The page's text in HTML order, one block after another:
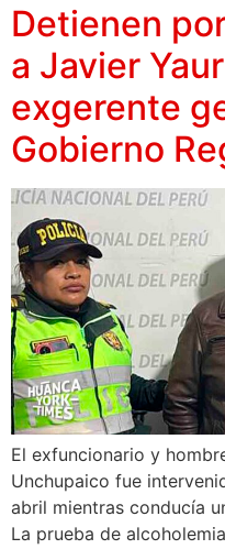
Detienen
a Javier
exgerente
Gobierno
El exfuncionario y
Unchupaico fue
abril mientras conducía
La prueba de